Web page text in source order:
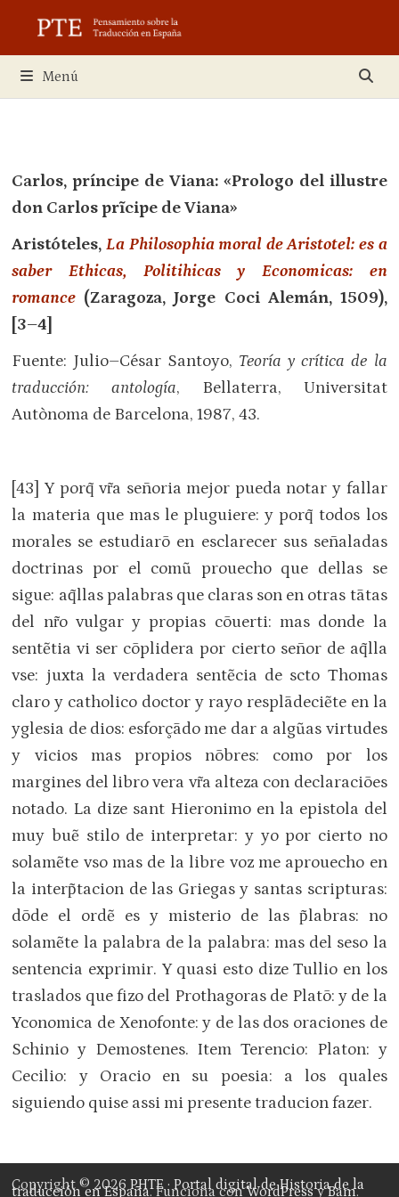
contenido
Menú
Carlos, príncipe de Viana: «Prologo del illustre
don Carlos prĩcipe de Viana»
Aristóteles,La Philosophia moral de Aristotel: es a
saber Ethicas, Politihicas y Economicas: en
romance (Zaragoza, Jorge Coci Alemán, 1509),
[3–4]
Fuente: Julio–César Santoyo, Teoría y crítica de la
traducción: antología, Bellaterra, Universitat
Autònoma de Barcelona, 1987, 43.
[43] Y porq̃ vr̃a señoria mejor pueda notar y fallar
la materia que mas le pluguiere: y porq̃ todos los
morales se estudiarõ en esclarecer sus señaladas
doctrinas por el comũ prouecho que dellas se
sigue: aq̃llas palabras que claras son en otras tãtas
del nr̃o vulgar y propias cõuerti: mas donde la
sentẽtia vi ser cõplidera por cierto señor de aq̃lla
vse: juxta la verdadera sentẽcia de scto Thomas
claro y catholico doctor y rayo resplãdeciẽte en la
yglesia de dios: esforçãdo me dar a algũas virtudes
y vicios mas propios nõbres: como por los
margines del libro vera vr̃a alteza con declaraciões
notado. La dize sant Hieronimo en la epistola del
muy buẽ stilo de interpretar: y yo por cierto no
solamẽte vso mas de la libre voz me aprouecho en
la interp̃tacion de las Griegas y santas scripturas:
dõde el ordẽ es y misterio de las p̃labras: no
solamẽte la palabra de la palabra: mas del seso la
sentencia exprimir. Y quasi esto dize Tullio en los
traslados que fizo del Prothagoras de Platõ: y de la
Yconomica de Xenofonte: y de las dos oraciones de
Schinio y Demostenes. Item Terencio: Platon: y
Cecilio: y Oracio en su poesia: a los quales
siguiendo quise assi mi presente traducion fazer.
Copyright © 2026PHTE · Portal digital de Historia de la
traducción en España. Funciona conWordPressyBam.